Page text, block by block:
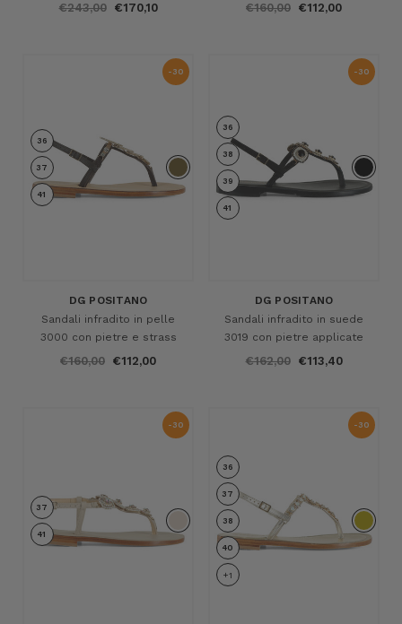
€243,00 €170,10 €160,00 €112,00
-30
36
37
41
DG POSITANO
Sandali infradito in pelle
3000 con pietre e strass
€160,00 €112,00
-30
36
38
39
41
DG POSITANO
Sandali infradito in suede
3019 con pietre applicate
€162,00 €113,40
-30
37
41
-30
36
37
38
40
+1